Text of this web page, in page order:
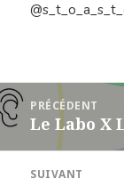
Navigation
de
PRÉCÉDENT
Article
précédent :
Le Labo X
SUIVANT